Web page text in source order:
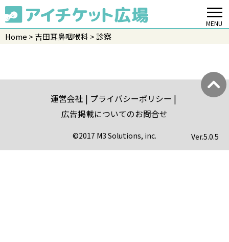
MENU
Home 吉田耳鼻咽喉科 診察
運営会社
プライバシーポリシー
広告掲載についてのお問合せ
©2017 M3 Solutions, inc. Ver.5.0.5